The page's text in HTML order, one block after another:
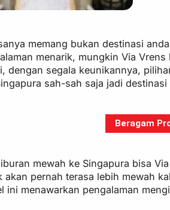
memang bukan destinasi
menarik, mungkin Via
dengan segala keunikannya,
sah-sah saja jadi
Beragam
mewah ke Singapura bisa
akan pernah terasa lebih mewah
ini menawarkan pengalaman